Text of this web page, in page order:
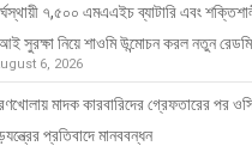
৭,৫০০ এমএএইচ ব্যাটারি এবং
সুরক্ষা নিয়ে শাওমি উন্মোচন করল নতুন
6, 2026
মাদক কারবারিদের গ্রেফতারের পর
প্রতিবাদে মানববন্ধন